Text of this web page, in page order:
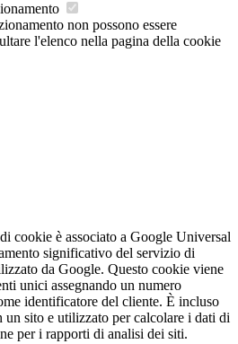
non possono essere
l'elenco nella pagina della cookie
cookie è associato a Google Universal
significativo del servizio di
da Google. Questo cookie viene
unici assegnando un numero
identificatore del cliente. È incluso
sito e utilizzato per calcolare i dati di
per i rapporti di analisi dei siti.